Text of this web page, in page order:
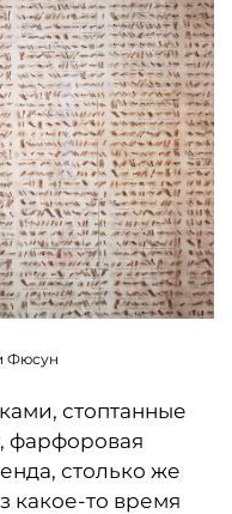
Фюсун
стоптанные
фарфоровая
столько же
какое-то время